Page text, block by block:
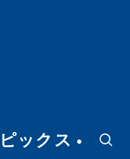
ックス